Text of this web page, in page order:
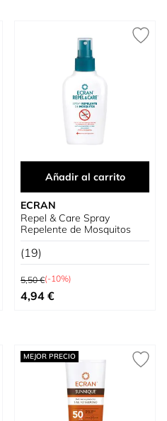
Añadir al carrito
ECRAN
Repel & Care Spray
Repelente de Mosquitos
(19)
Precio habitual
5,50 €(-10%)
Precio especial
4,94 €
MEJOR PRECIO